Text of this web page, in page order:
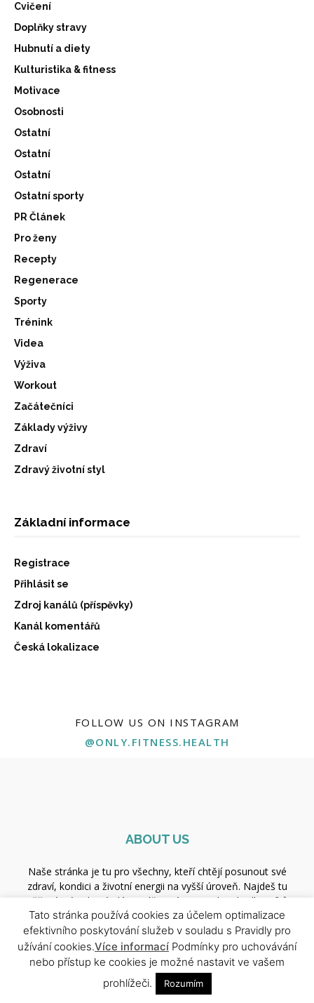
Cvičení
Doplňky stravy
Hubnutí a diety
Kulturistika & fitness
Motivace
Osobnosti
Ostatní
Ostatní
Ostatní
Ostatní sporty
PR Článek
Pro ženy
Recepty
Regenerace
Sporty
Trénink
Videa
Výživa
Workout
Začátečníci
Základy výživy
Zdraví
Zdravý životní styl
Základní informace
Registrace
Přihlásit se
Zdroj kanálů (příspěvky)
Kanál komentářů
Česká lokalizace
FOLLOW US ON INSTAGRAM
@ONLY.FITNESS.HEALTH
ABOUT US
Naše stránka je tu pro všechny, kteří chtějí posunout své
zdraví, kondici a životní energii na vyšší úroveň. Najdeš tu
ověřené tréninkové plány, výživové tipy, rady od odborníků i
motivaci pro každý den. Ať už začínáš, nebo jsi profík — jsi tu
správně.
Contact us:xfit.redakce@gmail.com
Tato stránka používá cookies za účelem optimalizace
efektivního poskytování služeb v souladu s Pravidly pro
užívání cookies.Více informací Podmínky pro uchovávání
nebo přístup ke cookies je možné nastavit ve vašem
prohlížeči.
Rozumím